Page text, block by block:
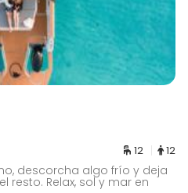
12 12
descorcha algo frío y deja
resto. Relax, sol y mar en